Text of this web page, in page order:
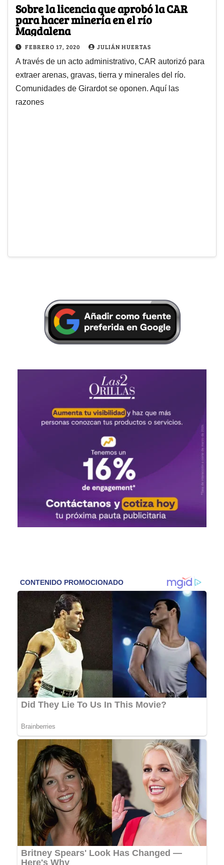
Sobre la licencia que aprobó la CAR
para hacer minería en el río
Magdalena
FEBRERO 17, 2020 JULIÁN HUERTAS
A través de un acto administrativo, CAR autorizó para
extraer arenas, gravas, tierra y minerales del río.
Comunidades de Girardot se oponen. Aquí las
razones